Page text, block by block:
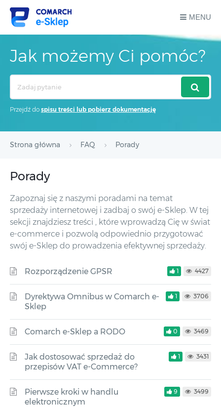
MENU
Jak możemy Ci pomóc?
Przejdź do spisu treści lub pobierz dokumentację
Strona główna FAQ Porady
Porady
Zapoznaj się z naszymi poradami na temat
sprzedaży internetowej i zadbaj o swój e-Sklep. W tej
sekcji znajdziesz treści , które wprowadzą Cię w świat
e-commerce i pozwolą odpowiednio przygotować
swój e-Sklep do prowadzenia efektywnej sprzedaży.
Rozporządzenie GPSR 1 4427
Dyrektywa Omnibus w Comarch e-
Sklep
1 3706
Comarch e-Sklep a RODO 0 3469
Jak dostosować sprzedaż do
przepisów VAT e-Commerce?
1 3431
Pierwsze kroki w handlu
elektronicznym
9 3499